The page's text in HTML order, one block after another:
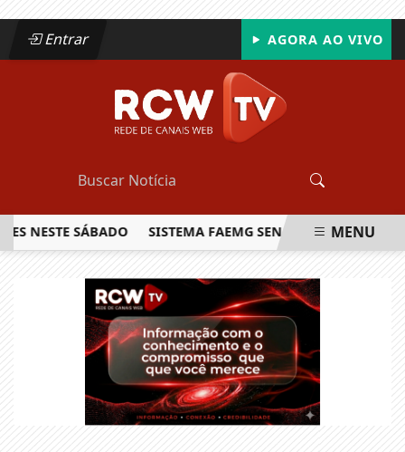
Entrar AGORA AO VIVO
SÁBADO SISTEMA FAEMG SENAR LANÇA O PRIMEIRO
MENU